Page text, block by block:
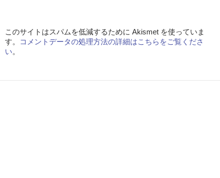
このサイトはスパムを低減するために Akismet を使っていま
す。
コメントデータの処理方法の詳細はこちらをご覧くださ
い。